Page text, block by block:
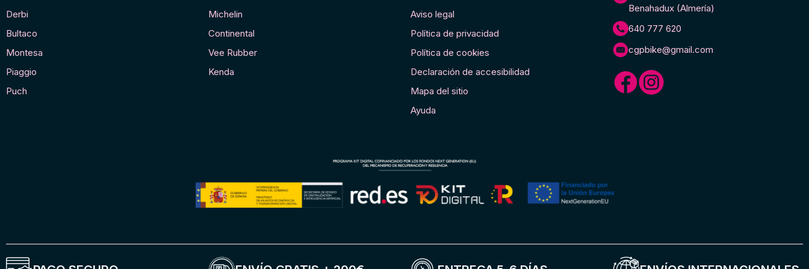
Derbi
Bultaco
Montesa
Piaggio
Puch
Michelin
Continental
Vee Rubber
Kenda
Aviso legal
Política de privacidad
Política de cookies
Declaración de accesibilidad
Mapa del sitio
Ayuda
Benahadux (Almería)
640 777 620
cgpbike@gmail.com